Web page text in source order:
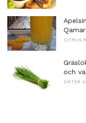
CITRUS
och
ÖRTER